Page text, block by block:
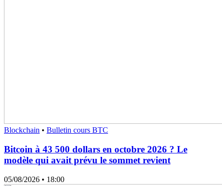
Blockchain • Bulletin cours BTC
Bitcoin à 43 500 dollars en octobre 2026 ? Le
modèle qui avait prévu le sommet revient
05/08/2026 • 18:00